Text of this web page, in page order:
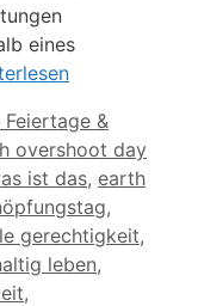
eines
Feiertage &
overshoot day
ist das, earth
,
gerechtigkeit,
leben,
,